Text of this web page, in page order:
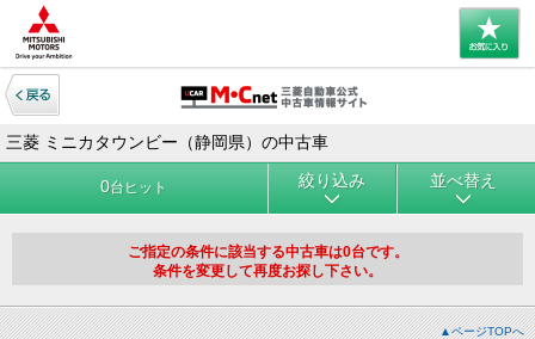
三菱 ミニカタウンビー（静岡県）の中古車
0台ヒット 絞り込み 並べ替え
ご指定の条件に該当する中古車は0台です。
条件を変更して再度お探し下さい。
▲ページTOPへ